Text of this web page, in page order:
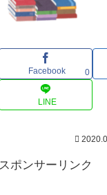
Facebook 0
LINE
スポンサーリンク